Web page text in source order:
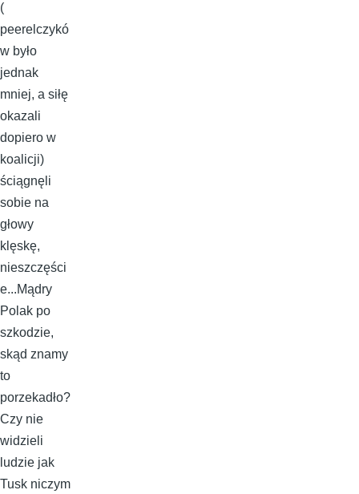
(
peerelczykó
w było
jednak
mniej, a siłę
okazali
dopiero w
koalicji)
ściągnęli
sobie na
głowy
klęskę,
nieszczęści
e...Mądry
Polak po
szkodzie,
skąd znamy
to
porzekadło?
Czy nie
widzieli
ludzie jak
Tusk niczym